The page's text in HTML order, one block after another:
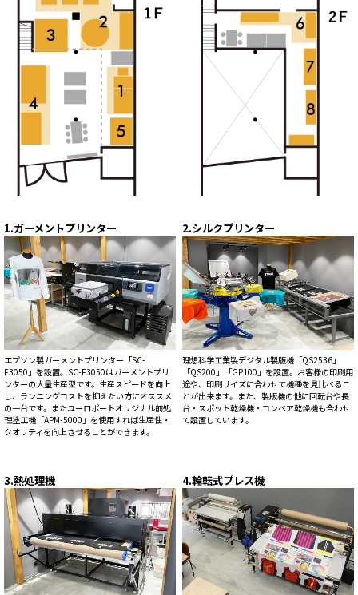
1.ガーメントプリンター
エプソン製ガーメントプリンター「SC-
F3050」を設置。SC-F3050はガーメントプリ
ンターの大量生産型です。生産スピードを向上
し、ランニングコストを抑えたい方にオススメ
の一台です。またユーロポートオリジナル前処
理塗工機「APM-5000」を使用すれば生産性・
クオリティを向上させることができます。
2.シルクプリンター
理想科学工業製デジタル製版機「QS2536」
「QS200」「GP100」を設置。お客様の印刷用
途や、印刷サイズに合わせて機種を見比べるこ
とが出来ます。また、製版機の他に回転台や長
台・スポット乾燥機・コンベア乾燥機も合わせ
て設置しています。
3.熱処理機 4.輪転式プレス機